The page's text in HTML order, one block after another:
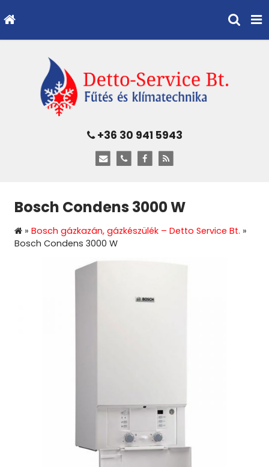
+36 30 941 5943
Bosch Condens 3000 W
» Bosch gázkazán, gázkészülék – Detto Service Bt. »
Bosch Condens 3000 W